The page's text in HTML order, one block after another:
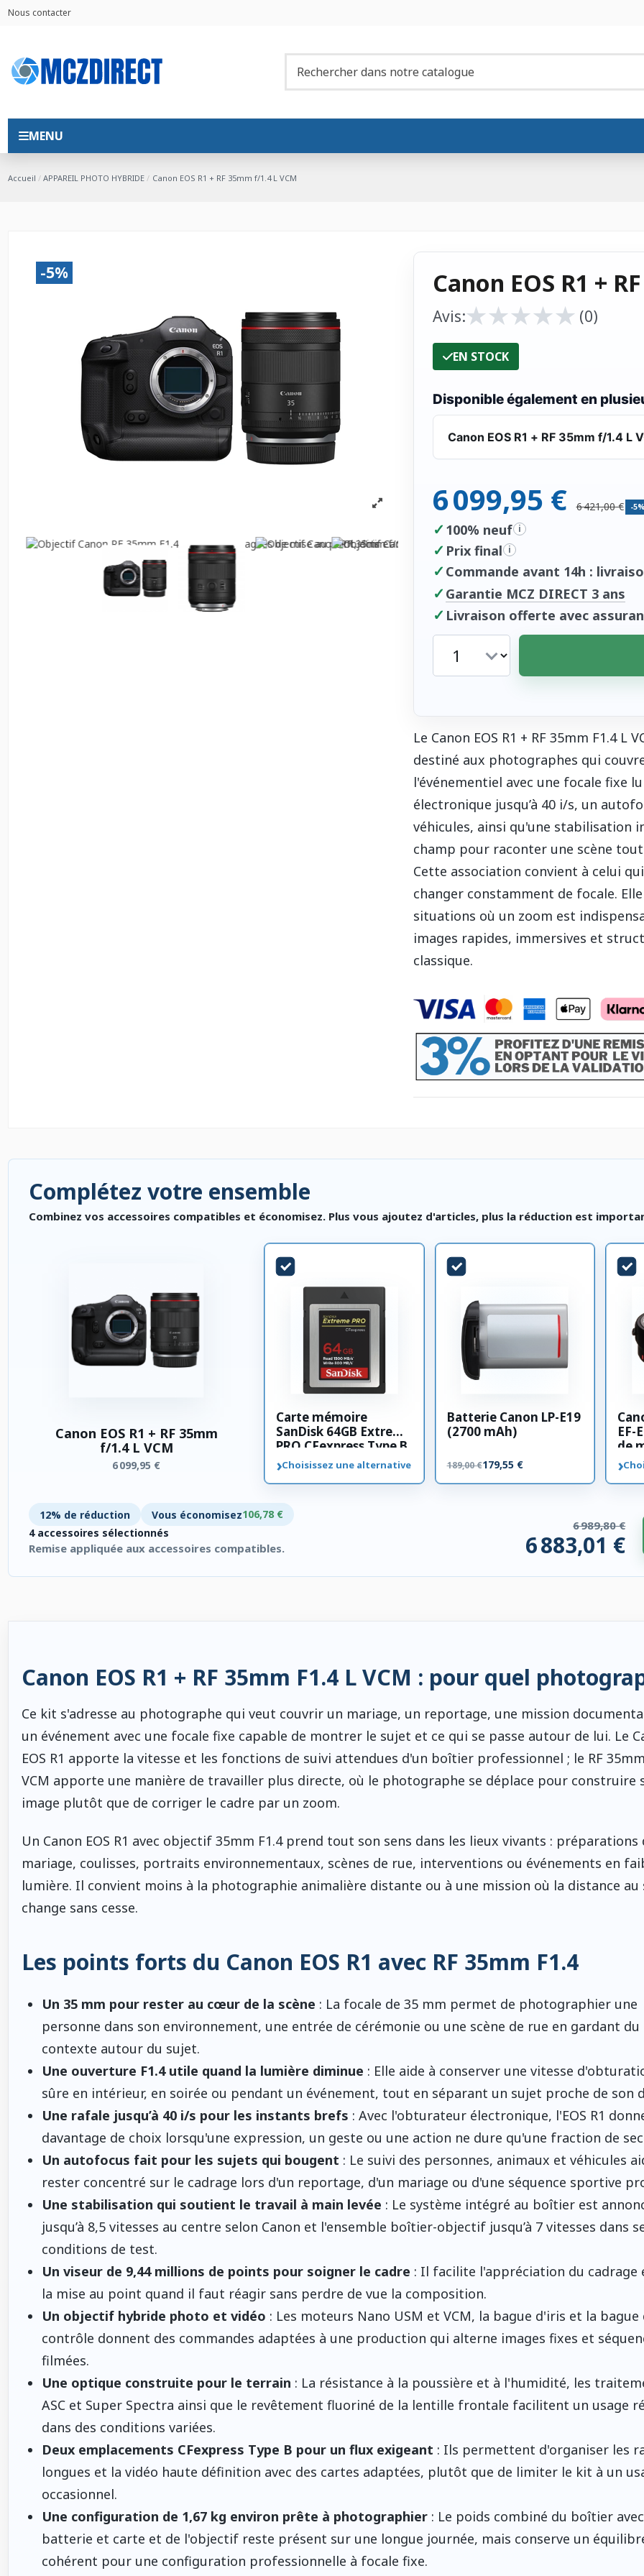
Nous contacter
MENU
Accueil APPAREIL PHOTO HYBRIDE Canon EOS R1 + RF 35mm f/1.4 L VCM
-5% Canon EOS R1 +
Avis:★
★★
★★
★★
★★
★ (0)
EN STOCK
Disponible également en
Canon EOS R1 + RF 35mm f/1.4 L
6 099,95 € 6 421,00 € -
✓ 100% neuf i
✓ Prix final i
✓ Commande avant 14h :
✓ Garantie MCZ DIRECT 3 ans
✓ Livraison offerte avec
Le Canon EOS R1 + RF 35mm F1.4
destiné aux photographes qui
l'événementiel avec une focale fixe
électronique jusqu’à 40 i/s, un
véhicules, ainsi qu'une stabilisation
champ pour raconter une scène
Cette association convient à celui
changer constamment de focale.
situations où un zoom est
images rapides, immersives et
classique.
Complétez votre ensemble
Combinez vos accessoires compatibles et économisez. Plus vous ajoutez d'articles, plus la réduction est
Canon EOS R1 + RF 35mm
f/1.4 L VCM
6 099,95 €
Carte mémoire
SanDisk 64GB Extreme
PRO CFexpress Type B
›Choisissez une alternative
Batterie Canon LP-E19
(2700 mAh)
189,00 €179,55 €
EF-
de
›
12% de réduction Vous économisez106,78 €
4 accessoires sélectionnés
Remise appliquée aux accessoires compatibles.
6 989,80 €
6 883,01 €
Canon EOS R1 + RF 35mm F1.4 L VCM : pour quel
Ce kit s'adresse au photographe qui veut couvrir un mariage, un reportage, une mission
un événement avec une focale fixe capable de montrer le sujet et ce qui se passe autour de lui. Le
EOS R1 apporte la vitesse et les fonctions de suivi attendues d'un boîtier professionnel ; le RF
VCM apporte une manière de travailler plus directe, où le photographe se déplace pour construire
image plutôt que de corriger le cadre par un zoom.
Un Canon EOS R1 avec objectif 35mm F1.4 prend tout son sens dans les lieux vivants : préparations
mariage, coulisses, portraits environnementaux, scènes de rue, interventions ou événements en
lumière. Il convient moins à la photographie animalière distante ou à une mission où la distance au
change sans cesse.
Les points forts du Canon EOS R1 avec RF 35mm F1.4
Un 35 mm pour rester au cœur de la scène : La focale de 35 mm permet de photographier une
personne dans son environnement, une entrée de cérémonie ou une scène de rue en gardant du
contexte autour du sujet.
Une ouverture F1.4 utile quand la lumière diminue : Elle aide à conserver une vitesse
sûre en intérieur, en soirée ou pendant un événement, tout en séparant un sujet proche de son
Une rafale jusqu’à 40 i/s pour les instants brefs : Avec l'obturateur électronique, l'EOS R1
davantage de choix lorsqu'une expression, un geste ou une action ne dure qu'une fraction de
Un autofocus fait pour les sujets qui bougent : Le suivi des personnes, animaux et véhicules
rester concentré sur le cadrage lors d'un reportage, d'un mariage ou d'une séquence sportive
Une stabilisation qui soutient le travail à main levée : Le système intégré au boîtier est
jusqu’à 8,5 vitesses au centre selon Canon et l'ensemble boîtier-objectif jusqu’à 7 vitesses dans
conditions de test.
Un viseur de 9,44 millions de points pour soigner le cadre : Il facilite l'appréciation du cadrage
la mise au point quand il faut réagir sans perdre de vue la composition.
Un objectif hybride photo et vidéo : Les moteurs Nano USM et VCM, la bague d'iris et la bague
contrôle donnent des commandes adaptées à une production qui alterne images fixes et
filmées.
Une optique construite pour le terrain : La résistance à la poussière et à l'humidité, les
ASC et Super Spectra ainsi que le revêtement fluoriné de la lentille frontale facilitent un usage
dans des conditions variées.
Deux emplacements CFexpress Type B pour un flux exigeant : Ils permettent d'organiser les
longues et la vidéo haute définition avec des cartes adaptées, plutôt que de limiter le kit à un
occasionnel.
Une configuration de 1,67 kg environ prête à photographier: Le poids combiné du boîtier avec
batterie et carte et de l'objectif reste présent sur une longue journée, mais conserve un
cohérent pour une configuration professionnelle à focale fixe.